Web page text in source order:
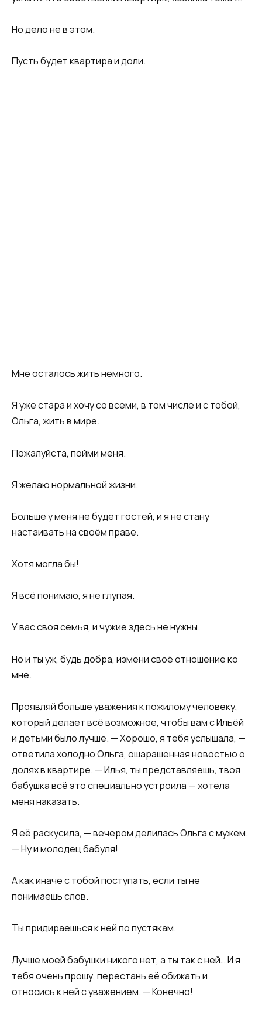
Но дело не в этом.
Пусть будет квартира и доли.
Мне осталось жить немного.
Я уже стара и хочу со всеми, в том числе и с тобой,
Ольга, жить в мире.
Пожалуйста, пойми меня.
Я желаю нормальной жизни.
Больше у меня не будет гостей, и я не стану
настаивать на своём праве.
Хотя могла бы!
Я всё понимаю, я не глупая.
У вас своя семья, и чужие здесь не нужны.
Но и ты уж, будь добра, измени своё отношение ко
мне.
Проявляй больше уважения к пожилому человеку,
который делает всё возможное, чтобы вам с Ильёй
и детьми было лучше. — Хорошо, я тебя услышала, —
ответила холодно Ольга, ошарашенная новостью о
долях в квартире. — Илья, ты представляешь, твоя
бабушка всё это специально устроила — хотела
меня наказать.
Я её раскусила, — вечером делилась Ольга с мужем.
— Ну и молодец бабуля!
А как иначе с тобой поступать, если ты не
понимаешь слов.
Ты придираешься к ней по пустякам.
Лучше моей бабушки никого нет, а ты так с ней… И я
тебя очень прошу, перестань её обижать и
относись к ней с уважением. — Конечно!